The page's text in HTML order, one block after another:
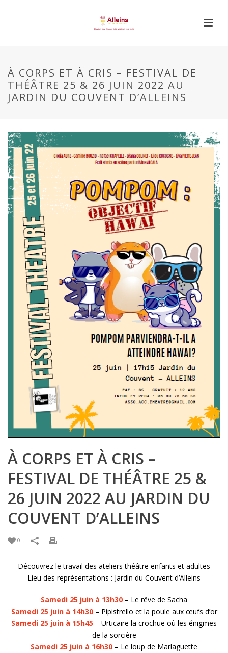
À CORPS ET À CRIS – FESTIVAL DE
THÉÂTRE 25 & 26 JUIN 2022 AU
JARDIN DU COUVENT D’ALLEINS
À CORPS ET À CRIS –
FESTIVAL DE THÉÂTRE 25 &
26 JUIN 2022 AU JARDIN DU
COUVENT D’ALLEINS
0
Découvrez le travail des ateliers théâtre enfants et adultes
Lieu des représentations : Jardin du Couvent d’Alleins
Samedi 25 juin à 13h30 – Le rêve de Sacha
Samedi 25 juin à 14h30– Pipistrello et la poule aux œufs d’or
Samedi 25 juin à 15h45 – Urticaire la crochue où les énigmes
de la sorcière
Samedi 25 juin à 16h30 – Le loup de Marlaguette